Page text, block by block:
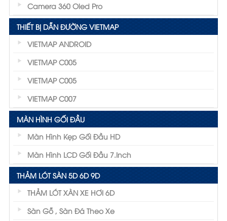
Camera 360 Oled Pro
THIẾT BỊ DẪN ĐƯỜNG VIETMAP
VIETMAP ANDROID
VIETMAP C005
VIETMAP C005
VIETMAP C007
MÀN HÌNH GỐI ĐẦU
Màn Hình Kẹp Gối Đầu HD
Màn Hình LCD Gối Đầu 7.inch
THẢM LÓT SÀN 5D 6D 9D
THẢM LÓT XÀN XE HƠI 6D
Sàn Gỗ , Sàn Đá Theo Xe